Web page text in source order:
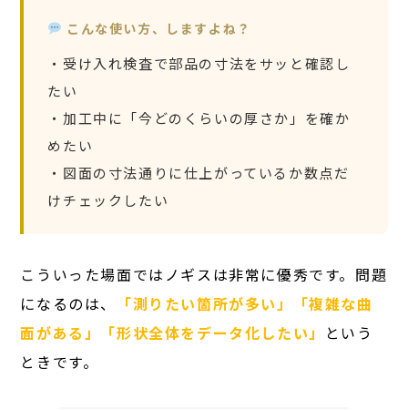
こんな使い方、しますよね？
・受け入れ検査で部品の寸法をサッと確認し
たい
・加工中に「今どのくらいの厚さか」を確か
めたい
・図面の寸法通りに仕上がっているか数点だ
けチェックしたい
こういった場面ではノギスは非常に優秀です。問題
になるのは、
「測りたい箇所が多い」「複雑な曲
面がある」「形状全体をデータ化したい」
という
ときです。